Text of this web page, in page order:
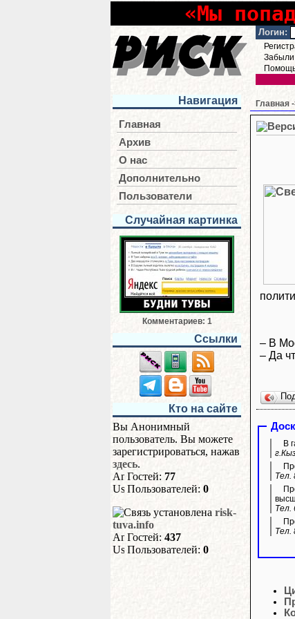
«Мы
Логин:
Навигация
Главная
Архив
О нас
Дополнительно
Пользователи
Случайная картинка
Комментариев: 1
Ссылки
Кто на сайте
Вы Анонимный
пользователь. Вы можете
зарегистрироваться, нажав
здесь.
Гостей: 77
Пользователей: 0
risk-
tuva.info
Гостей: 437
Пользователей: 0
Главная
– В
– Да
В
Тел.
Тел.
Тел.